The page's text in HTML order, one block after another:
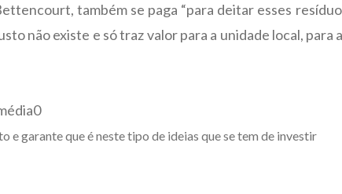
também se paga “para deitar esses
não existe e só traz valor para a unidade local, para
e garante que é neste tipo de ideias que se tem de investir